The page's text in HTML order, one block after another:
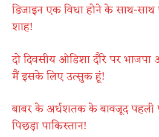
डिजाइन एक विधा होने के साथ-
शाह!
दो दिवसीय ओडिशा दौरे पर भाजपा
मैं इसके लिए उत्सुक हूं!
बाबर के अर्धशतक के बावजूद पहली
पिछड़ा पाकिस्तान!